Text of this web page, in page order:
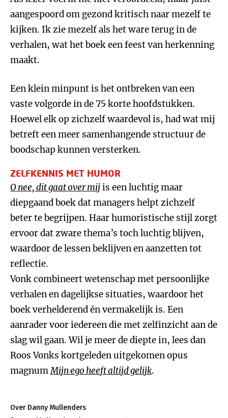
aangespoord om gezond kritisch naar mezelf te
kijken. Ik zie mezelf als het ware terug in de
verhalen, wat het boek een feest van herkenning
maakt.
Een klein minpunt is het ontbreken van een
vaste volgorde in de 75 korte hoofdstukken.
Hoewel elk op zichzelf waardevol is, had wat mij
betreft een meer samenhangende structuur de
boodschap kunnen versterken.
ZELFKENNIS MET HUMOR
O nee, dit gaat over mijis een luchtig maar
diepgaand boek dat managers helpt zichzelf
beter te begrijpen. Haar humoristische stijl zorgt
ervoor dat zware thema’s toch luchtig blijven,
waardoor de lessen beklijven en aanzetten tot
reflectie.
Vonk combineert wetenschap met persoonlijke
verhalen en dagelijkse situaties, waardoor het
boek verhelderend én vermakelijk is. Een
aanrader voor iedereen die met zelfinzicht aan de
slag wil gaan. Wil je meer de diepte in, lees dan
Roos Vonks kortgeleden uitgekomen opus
magnumMijn ego heeft altijd gelijk.
Over Danny Mullenders